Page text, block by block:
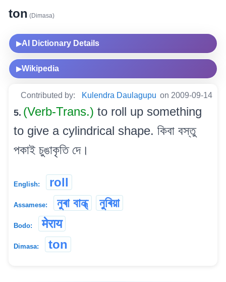
ton (Dimasa)
▶AI Dictionary Details
▶Wikipedia
Contributed by: Kulendra Daulagupu on 2009-09-14
5. (Verb-Trans.) to roll up something
to give a cylindrical shape. কিবা বস্তু
পকাই চুঙাকৃতি দে।
English: roll
Assamese: নুৰা বান্ধ্ নুৰিয়া
Bodo: मेराय
Dimasa: ton